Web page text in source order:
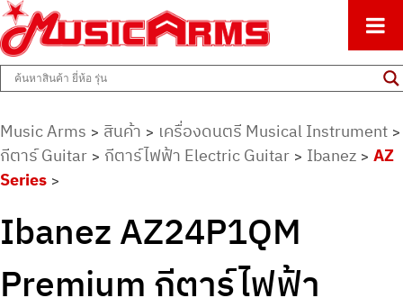
Music Arms
ศูนย์รวมครื่องดนตรีทุกชนิด ตั้งแต่เริ่มต้นถึงมืออาชีพ
Music Arms > สินค้า > เครื่องดนตรี Musical Instrument >
กีตาร์ Guitar > กีตาร์ไฟฟ้า Electric Guitar > Ibanez > AZ
Series >
Ibanez AZ24P1QM
Premium กีตาร์ไฟฟ้า